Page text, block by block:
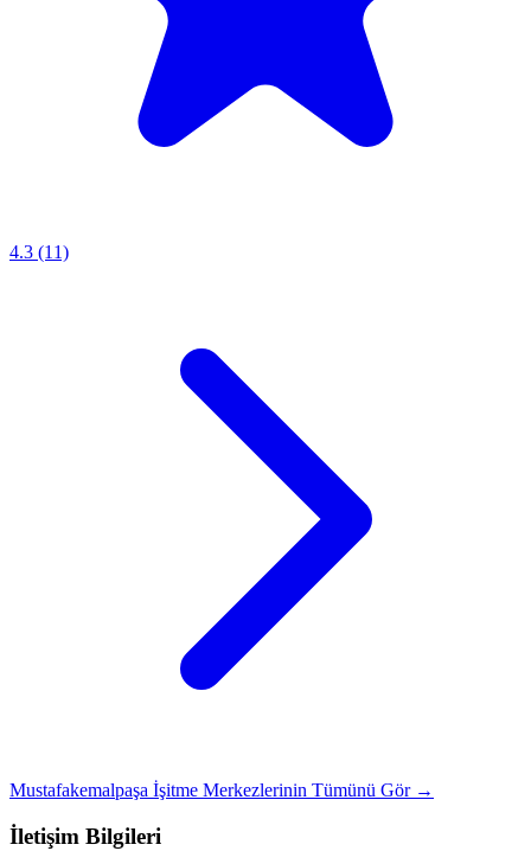
4.3 (11)
Mustafakemalpaşa İşitme Merkezlerinin Tümünü Gör →
İletişim Bilgileri